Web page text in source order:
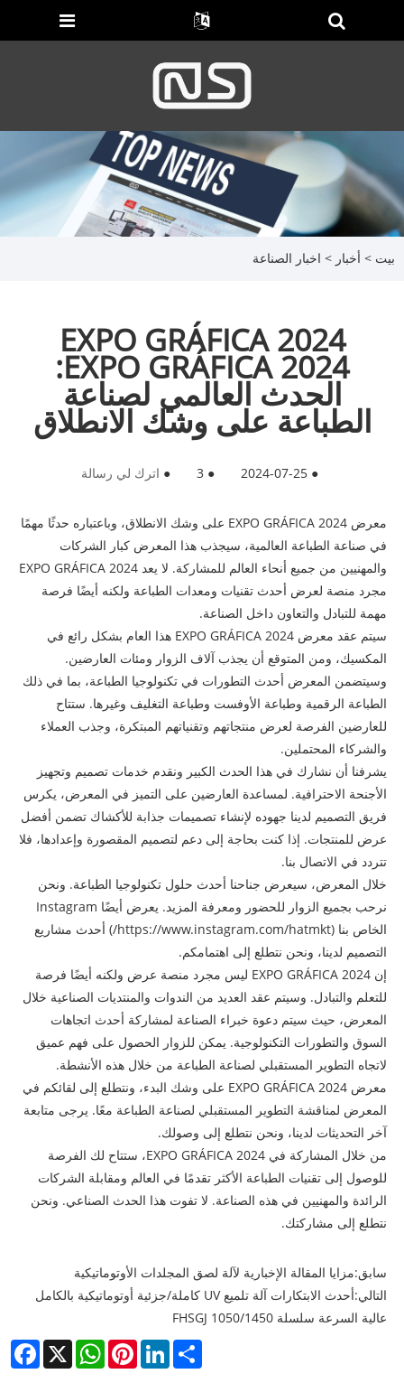
بيت > أخبار > اخبار الصناعة
EXPO GRÁFICA 2024
EXPO GRÁFICA 2024:
الحدث العالمي لصناعة
الطباعة على وشك الانطلاق
●
2024-07-25
●
3
● اترك لي رسالة
معرض EXPO GRÁFICA 2024 على وشك الانطلاق، وباعتباره حدثًا مهمًا
في صناعة الطباعة العالمية، سيجذب هذا المعرض كبار الشركات
والمهنيين من جميع أنحاء العالم للمشاركة. لا يعد EXPO GRÁFICA 2024
مجرد منصة لعرض أحدث تقنيات ومعدات الطباعة ولكنه أيضًا فرصة
مهمة للتبادل والتعاون داخل الصناعة.
سيتم عقد معرض EXPO GRÁFICA 2024 هذا العام بشكل رائع في
المكسيك، ومن المتوقع أن يجذب آلاف الزوار ومئات العارضين.
وسيتضمن المعرض أحدث التطورات في تكنولوجيا الطباعة، بما في ذلك
الطباعة الرقمية وطباعة الأوفست وطباعة التغليف وغيرها. ستتاح
للعارضين الفرصة لعرض منتجاتهم وتقنياتهم المبتكرة، وجذب العملاء
والشركاء المحتملين.
يشرفنا أن نشارك في هذا الحدث الكبير ونقدم خدمات تصميم وتجهيز
الأجنحة الاحترافية. لمساعدة العارضين على التميز في المعرض، يكرس
فريق التصميم لدينا جهوده لإنشاء تصميمات جذابة للأكشاك تضمن أفضل
عرض للمنتجات. إذا كنت بحاجة إلى دعم لتصميم المقصورة وإعدادها، فلا
تتردد في الاتصال بنا.
خلال المعرض، سيعرض جناحنا أحدث حلول تكنولوجيا الطباعة. ونحن
نرحب بجميع الزوار للحضور ومعرفة المزيد. يعرض أيضًا Instagram
الخاص بنا (https://www.instagram.com/hatmkt/) أحدث مشاريع
التصميم لدينا، ونحن نتطلع إلى اهتمامكم.
إن EXPO GRÁFICA 2024 ليس مجرد منصة عرض ولكنه أيضًا فرصة
للتعلم والتبادل. وسيتم عقد العديد من الندوات والمنتديات الصناعية خلال
المعرض، حيث سيتم دعوة خبراء الصناعة لمشاركة أحدث اتجاهات
السوق والتطورات التكنولوجية. يمكن للزوار الحصول على فهم عميق
لاتجاه التطوير المستقبلي لصناعة الطباعة من خلال هذه الأنشطة.
معرض EXPO GRÁFICA 2024 على وشك البدء، ونتطلع إلى لقائكم في
المعرض لمناقشة التطوير المستقبلي لصناعة الطباعة معًا. يرجى متابعة
آخر التحديثات لدينا، ونحن نتطلع إلى وصولك.
من خلال المشاركة في EXPO GRÁFICA 2024، ستتاح لك الفرصة
للوصول إلى تقنيات الطباعة الأكثر تقدمًا في العالم ومقابلة الشركات
الرائدة والمهنيين في هذه الصناعة. لا تفوت هذا الحدث الصناعي. ونحن
نتطلع إلى مشاركتك.
سابق:مزايا المقالة الإخبارية لآلة لصق المجلدات الأوتوماتيكية
التالي:
أحدث الابتكارات آلة تلميع UV كاملة/جزئية أوتوماتيكية بالكامل
عالية السرعة سلسلة FHSGJ 1050/1450
X
WhatsAppPinterestLinkedInShare